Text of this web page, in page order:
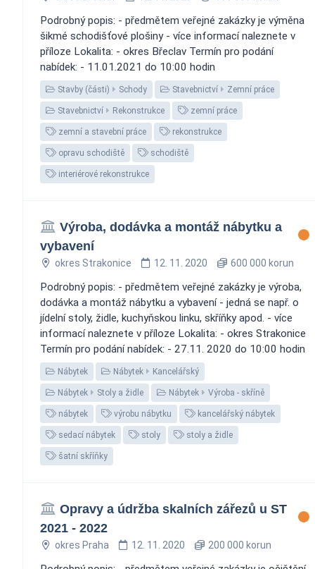
Podrobný popis: - předmětem veřejné zakázky je výměna
šikmé schodišťové plošiny - více informací naleznete v
příloze Lokalita: - okres Břeclav Termín pro podání
nabídek: - 11.01.2021 do 10:00 hodin
Stavby (části) Schody Stavebnictví Zemní práce
Stavebnictví Rekonstrukce zemní práce
zemní a stavební práce rekonstrukce
opravu schodiště schodiště
interiérové rekonstrukce
Výroba, dodávka a montáž nábytku a
vybavení
okres Strakonice 12. 11. 2020 600 000 korun
Podrobný popis: - předmětem veřejné zakázky je výroba,
dodávka a montáž nábytku a vybavení - jedná se např. o
jídelní stoly, židle, kuchyňskou linku, skříňky apod. - více
informací naleznete v příloze Lokalita: - okres Strakonice
Termín pro podání nabídek: - 27.11. 2020 do 10:00 hodin
Nábytek Nábytek Kancelářský
Nábytek Stoly a židle Nábytek Výroba - skříně
nábytek výrobu nábytku kancelářský nábytek
sedací nábytek stoly stoly a židle
šatní skříňky
Opravy a údržba skalních zářezů u ST
2021 - 2022
okres Praha 12. 11. 2020 200 000 korun